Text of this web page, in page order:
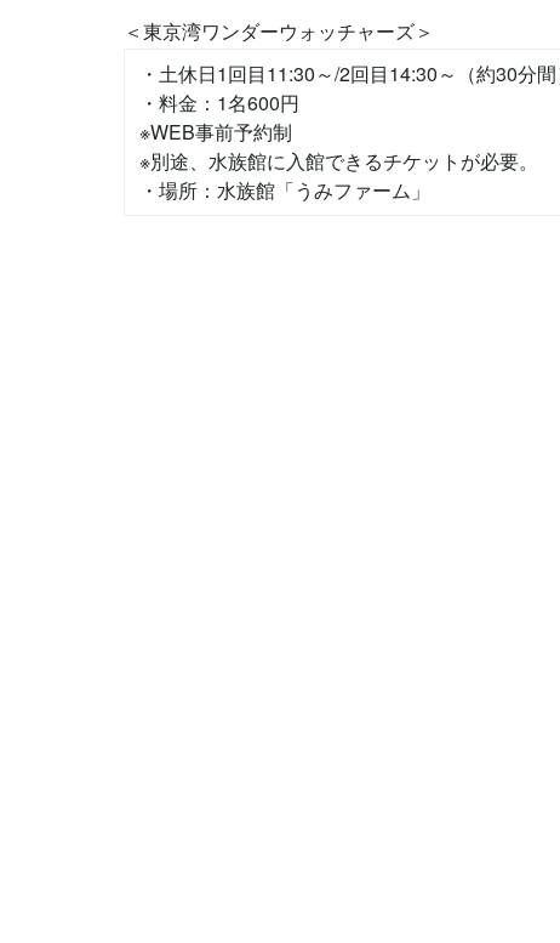
＜東京湾ワンダーウォッチャーズ＞
・土休日1回目11:30～/2回目14:30～（約30分間
・料金：1名600円
※WEB事前予約制
※別途、水族館に入館できるチケットが必要。
・場所：水族館「うみファーム」